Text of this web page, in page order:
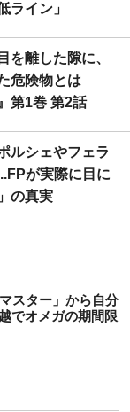
ライン」
を離した隙に、
危険物とは
第1巻 第2話
ルシェやフェラ
が実際に目に
の真実
スター」から自分
でオメガの期間限